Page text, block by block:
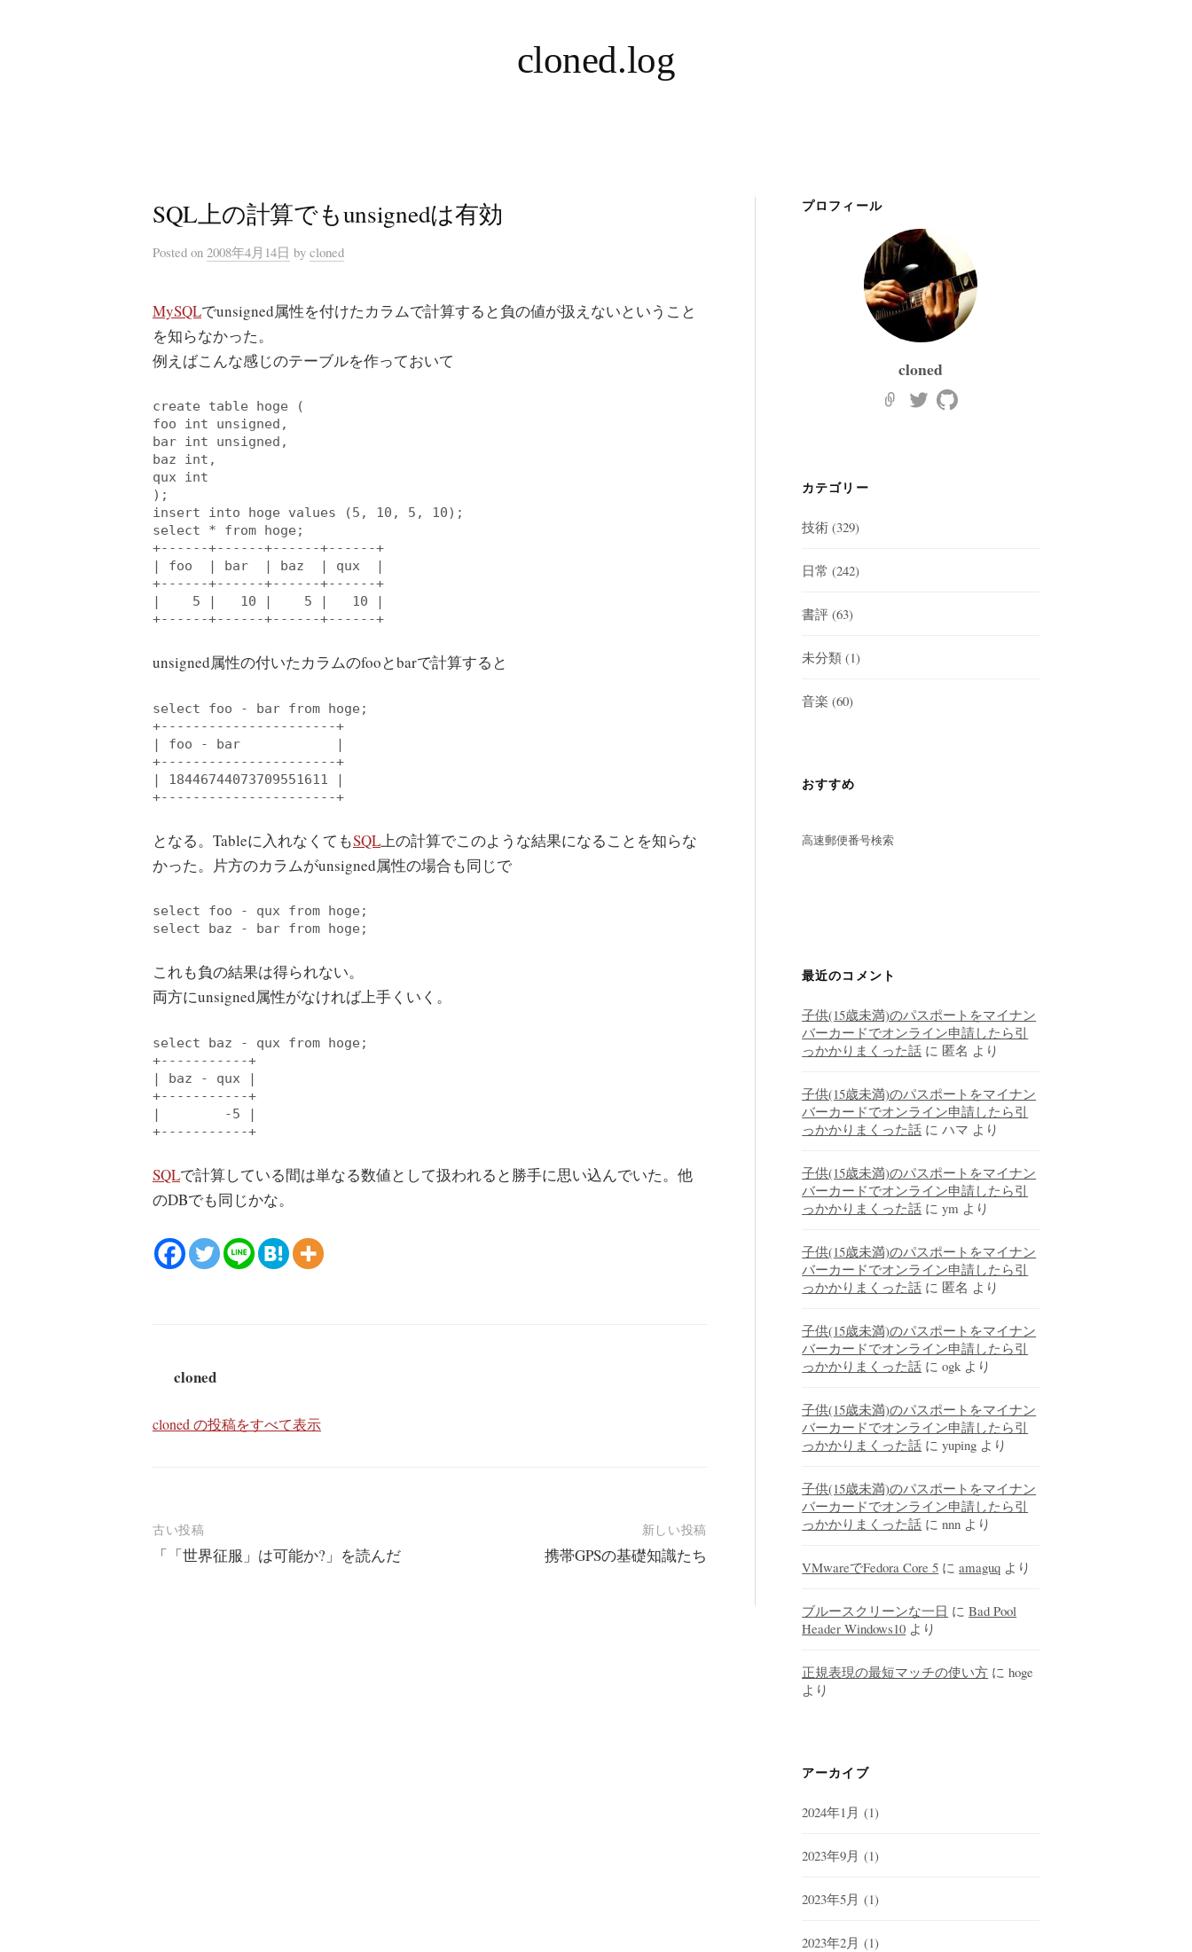
ッ
cloned.log
SQL上の計算でもunsignedは有効
Posted on 2008年4月14日 by cloned
MySQLでunsigned属性を付けたカラムで計算すると負の値が扱えないということ
を知らなかった。
例えばこんな感じのテーブルを作っておいて
create table hoge (
foo int unsigned,
bar int unsigned,
baz int,
qux int
insert
into hoge values (5 , 10 , 5 , 10
select * from hoge;
+------+------+------+------+
| foo  | bar  | baz  | qux  |
+------+------+------+------+
| 5 | 10 | 5 | 10 |
+------+------+------+------+
unsigned属性の付いたカラムのfooとbarで計算すると
select foo - bar from hoge;
+----------------------+
| foo - bar            |
+----------------------+
| 18446744073709551611 |
+----------------------+
となる。Tableに入れなくてもSQL上の計算でこのような結果になることを知らな
かった。片方のカラムがunsigned属性の場合も同じで
select foo - qux from
select baz - bar from
これも負の結果は得られない。
両方にunsigned属性がなければ上手くいく。
select baz - qux from hoge;
+-----------+
| baz - qux |
+-----------+
|
-5 |
+-----------+
SQLで計算している間は単なる数値として扱われると勝手に思い込んでいた。他
のDBでも同じかな。
cloned
cloned の投稿をすべて表示
投
稿
古い投稿
「「世界征服」は可能か?」を読んだ
新しい投稿
携帯GPSの基礎知識たち
プロフィール
cloned
カテゴリー
技術 (329)
日常 (242)
書評 (63)
未分類 (1)
音楽 (60)
おすすめ
高速郵便番号検索
最近のコメント
子供(15歳未満)のパスポートをマイナン
バーカードでオンライン申請したら引
っかかりまくった話 に 匿名 より
子供(15歳未満)のパスポートをマイナン
バーカードでオンライン申請したら引
っかかりまくった話 にハマ より
子供(15歳未満)のパスポートをマイナン
バーカードでオンライン申請したら引
っかかりまくった話 にym より
子供(15歳未満)のパスポートをマイナン
バーカードでオンライン申請したら引
っかかりまくった話 に 匿名 より
子供(15歳未満)のパスポートをマイナン
バーカードでオンライン申請したら引
っかかりまくった話 にogk より
子供(15歳未満)のパスポートをマイナン
バーカードでオンライン申請したら引
っかかりまくった話 にyuping より
子供(15歳未満)のパスポートをマイナン
バーカードでオンライン申請したら引
っかかりまくった話 にnnn より
VMwareでFedora Core 5 にamaguq より
ブルースクリーンな一日 にBad Pool
Header Windows10 より
正規表現の最短マッチの使い方 にhoge
より
アーカイブ
2024年1月 (1)
2023年9月 (1)
2023年5月 (1)
2023年2月 (1)